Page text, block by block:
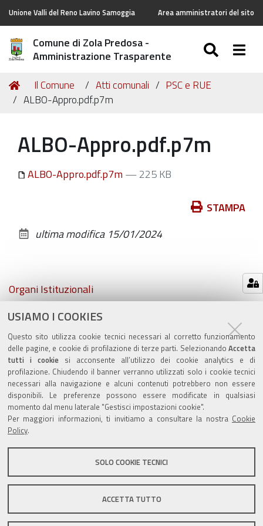
USIAMO I COOKIES
Questo sito utilizza cookie tecnici necessari al corretto funzionamento
delle pagine, e cookie di profilazione di terze parti. Selezionando Accetta
tutti i cookiesi acconsente all’utilizzo dei cookie analytics e di
profilazione. Chiudendo il banner verranno utilizzati solo i cookie tecnici
necessari alla navigazione e alcuni contenuti potrebbero non essere
disponibili. Le preferenze possono essere modificate in qualsiasi
momento dal menu laterale "Gestisci impostazioni cookie".
Per maggiori informazioni, ti invitiamo a consultare la nostra Cookie
Policy.
SOLO COOKIE TECNICI
ACCETTA TUTTO
Unione Valli del Reno Lavino Samoggia Area amministratori del sito
Comune di Zola Predosa -
Amministrazione Trasparente
Tu
sei
Home
Il Comune Atti comunali
PSC e RUE
ALBO-Appro.pdf.p7m
ALBO-Appro.pdf.p7m
ALBO-Appro.pdf.p7m— 225 KB
documento
STAMPA
ultima modifica 15/01/2024
Navigazione
Organi Istituzionali
Atti comunali
PSC e RUE
Valuta questo sito
Sito istituzionale Comune di Zola Predosa